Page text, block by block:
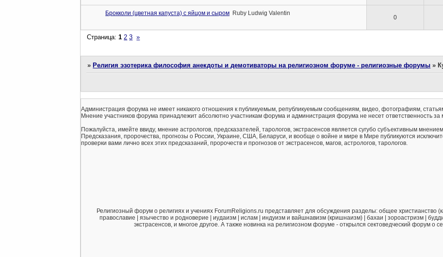
Брокколи (цветная капуста) с яйцом и сыром Ruby Ludwig Valentin
0
Страница:1 2 3 »
»Религия эзотерика философия анекдоты и демотиваторы на религиозном форуме - религиозные форумы »
Администрация форума не имеет никакого отношения к публикуемым, републикуемым сообщениям, видео, фотографиям,
Мнение участников форума принадлежит абсолютно участникам форума и администрация форума не несет ответственность за
Пожалуйста, имейте ввиду, мнение астрологов, предсказателей, тарологов, экстрасенсов является сугубо субъективным мнением.
Предсказания, пророчества, прогнозы о России, Украине, США, Беларуси, и вообще о войне и мире в Мире публикуются
проверки вами лично всех этих предсказаний, пророчеств и прогнозов от экстрасенсов, магов, астрологов, тарологов.
Религиозный форум о религиях и учениях ForumReligions.ru представляет для обсуждения разделы: общее христианство
православие | язычество и родноверие | иудаизм | ислам | индуизм и вайшнавизм (кришнаизм) | бахаи | зороастризм |
экстрасенсов, и многое другое. А также новинка на религиозном форуме - открылся сектоведческий форум о